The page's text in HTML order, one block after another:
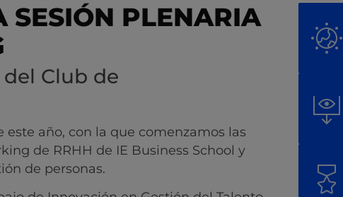
SESIÓN PLENARIA
Club de
este año, con la que comenzamos las
de RRHH de IE Business School y
de personas.